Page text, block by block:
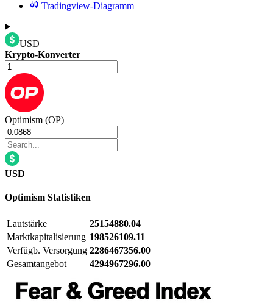
Tradingview-Diagramm
USD
Krypto-Konverter
Optimism (OP)
USD
Optimism Statistiken
Lautstärke
25154880.04
Marktkapitalisierung 198526109.11
Verfügb. Versorgung 2286467356.00
Gesamtangebot
4294967296.00